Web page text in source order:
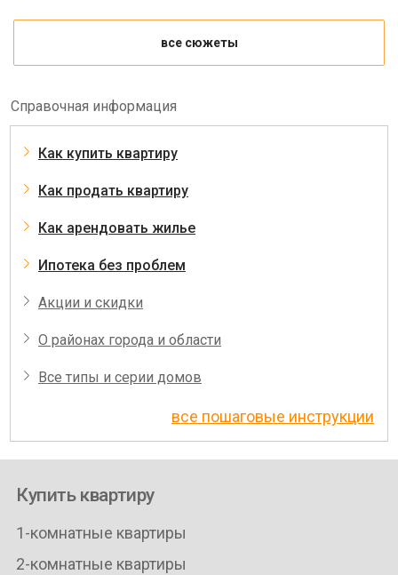
все сюжеты
Справочная информация
Как купить квартиру
Как продать квартиру
Как арендовать жилье
Ипотека без проблем
Акции и скидки
О районах города и области
Все типы и серии домов
все пошаговые инструкции
Купить квартиру
1-комнатные квартиры
2-комнатные квартиры